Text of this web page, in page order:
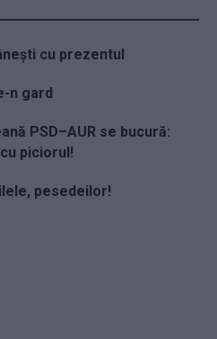
cu prezentul
n gard
PSD–AUR se bucură:
piciorul!
pesedeilor!